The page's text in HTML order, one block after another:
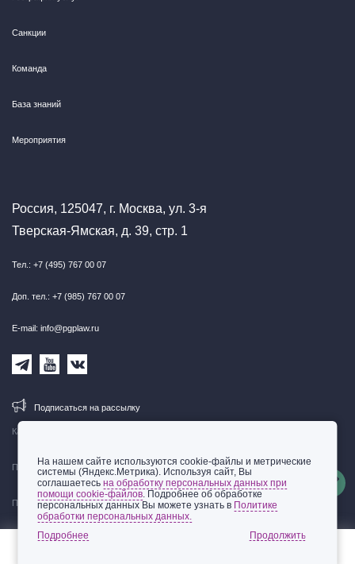
Карта сайта
Правовая информация
Политика обработки персональных данных
Санкции
Команда
База знаний
Мероприятия
Россия, 125047, г. Москва, ул. 3-я
Тверская-Ямская, д. 39, стр. 1
Тел.: +7 (495) 767 00 07
Доп. тел.: +7 (985) 767 00 07
E-mail: info@pgplaw.ru
Подписаться на рассылку
© 2002-2026 ООО «Пепеляев Групп»
На нашем сайте используются cookie-файлы и метрические
системы (Яндекс.Метрика). Используя сайт, Вы
соглашаетесьна обработку персональных данных при
помощи cookie-файлов. Подробнее об обработке
персональных данных Вы можете узнать в Политике
обработки персональных данных.
Подробнее